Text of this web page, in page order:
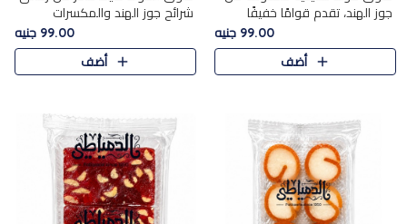
جوز الهند، تقدم قوامًا خفيفًا
ونكهة شرقية أصيلة تجسد روح
الـموسم الأعياد.
99.00 جنيه
أضف
شرائح جوز الهند والمكسرات
المحمصة، متماسك بشراب حلاوة
الكراميل الخفيفة ليمنحك قرمشة
غنية ومذاقًا شرقيًا أصيلً..
99.00 جنيه
أضف